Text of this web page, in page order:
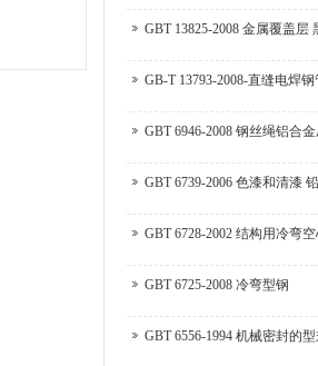
GBT 13825-2008 金属覆盖
GB-T 13793-2008-直缝电焊钢
GBT 6946-2008 钢丝绳铝合
GBT 6739-2006 色漆和清漆
GBT 6728-2002 结构用冷弯
GBT 6725-2008 冷弯型钢
GBT 6556-1994 机械密封的